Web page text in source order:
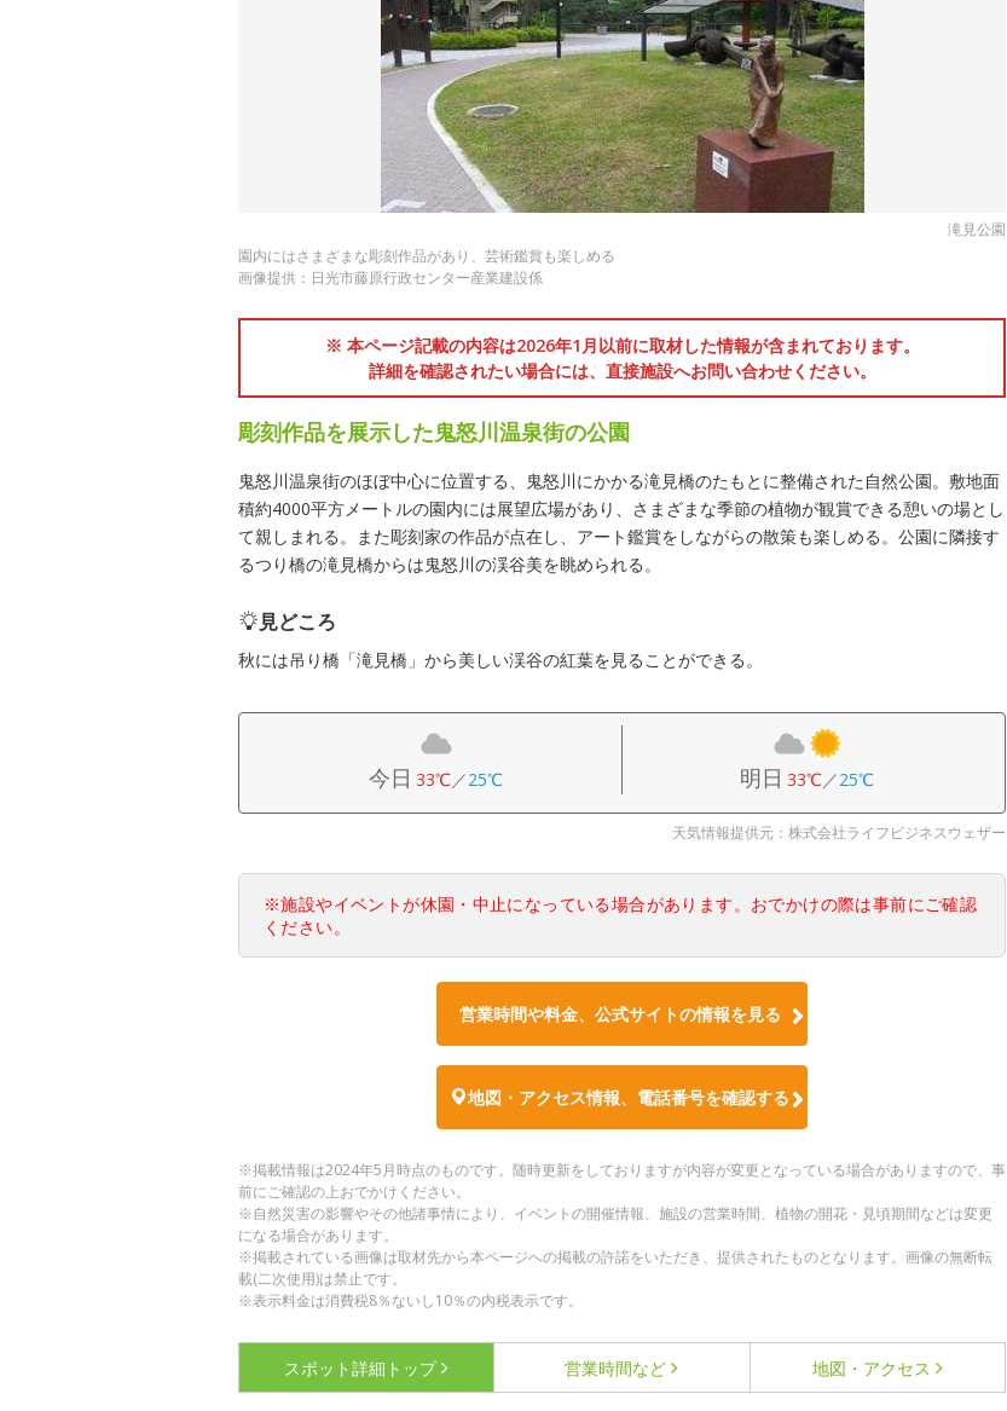
滝見公園
園内にはさまざまな彫刻作品があり、芸術鑑賞も楽しめる
画像提供：日光市藤原行政センター産業建設係
※ 本ページ記載の内容は2026年1月以前に取材した情報が含まれております。
詳細を確認されたい場合には、直接施設へお問い合わせください。
彫刻作品を展示した鬼怒川温泉街の公園
鬼怒川温泉街のほぼ中心に位置する、鬼怒川にかかる滝見橋のたもとに整備された自然公園。敷地面
積約4000平方メートルの園内には展望広場があり、さまざまな季節の植物が観賞できる憩いの場とし
て親しまれる。また彫刻家の作品が点在し、アート鑑賞をしながらの散策も楽しめる。公園に隣接す
るつり橋の滝見橋からは鬼怒川の渓谷美を眺められる。
見どころ
秋には吊り橋「滝見橋」から美しい渓谷の紅葉を見ることができる。
今日 33℃／25℃ 明日 33℃／25℃
天気情報提供元：株式会社ライフビジネスウェザー
※施設やイベントが休園・中止になっている場合があります。おでかけの際は事前にご確認
ください。
営業時間や料金、公式サイトの情報を見る
地図・アクセス情報、電話番号を確認する
※掲載情報は2024年5月時点のものです。随時更新をしておりますが内容が変更となっている場合がありますので、事
前にご確認の上おでかけください。
※自然災害の影響やその他諸事情により、イベントの開催情報、施設の営業時間、植物の開花・見頃期間などは変更
になる場合があります。
※掲載されている画像は取材先から本ページへの掲載の許諾をいただき、提供されたものとなります。画像の無断転
載(二次使用)は禁止です。
※表示料金は消費税8％ないし10％の内税表示です。
スポット詳細 トップ 営業時間など 地図・アクセス